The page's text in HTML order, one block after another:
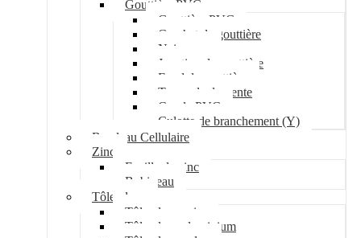
Gouttière PVC
Gouttière PVC
Crochet de gouttière
Naissance
Jonction de gouttière
Fond de gouttière
Tuyau de descente
Coude PVC
Culotte de branchement (Y)
Bandeau Cellulaire
Zinc
Feuille de zinc
Bobineau
Tôle plane
Tôle plane acier
Tôle plane aluminium